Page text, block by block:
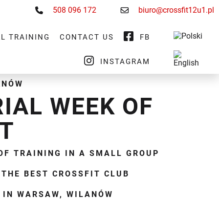
508 096 172 biuro@crossfit12u1.pl
TRAINING CONTACT US FB
INSTAGRAM
WEEK OF
TRAINING IN A SMALL GROUP
BEST CROSSFIT CLUB
IN WARSAW, WILANÓW